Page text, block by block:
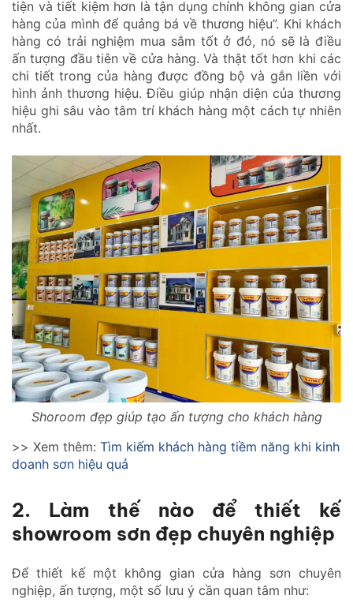
tiện và tiết kiệm hơn là tận dụng chính không gian cửa
hàng của mình để quảng bá về thương hiệu”. Khi khách
hàng có trải nghiệm mua sắm tốt ở đó, nó sẽ là điều
ấn tượng đầu tiên về cửa hàng. Và thật tốt hơn khi các
chi tiết trong của hàng được đồng bộ và gắn liền với
hình ảnh thương hiệu. Điều giúp nhận diện của thương
hiệu ghi sâu vào tâm trí khách hàng một cách tự nhiên
nhất.
Shoroom đẹp giúp tạo ấn tượng cho khách hàng
>> Xem thêm: Tìm kiếm khách hàng tiềm năng khi kinh
doanh sơn hiệu quả
2. Làm thế nào để thiết kế
showroom sơn đẹp chuyên nghiệp
Để thiết kế một không gian cửa hàng sơn chuyên
nghiệp, ấn tượng, một số lưu ý cần quan tâm như: